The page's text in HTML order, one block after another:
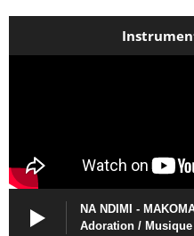
NA NDIMI -
Adoration /